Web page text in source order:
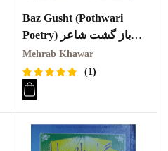
Baz Gusht (Pothwari
Poetry) باز گشت شاعر
محراب خاور
Mehrab Khawar
Rated
5.00
of 5
1
customer
rating
(1)